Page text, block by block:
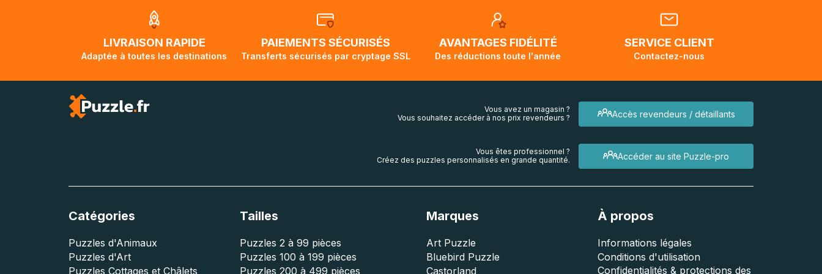
jusqu'à 2 mois et demi pour arriver à destination. Il est donc normal que pendant la
traversée, le suivi de votre commande ne soit pas modifié. Ce dernier reprendra
lorsque votre colis aura touché terre.
LIVRAISON RAPIDE
Adaptée à toutes les destinations
PAIEMENTS SÉCURISÉS
Transferts sécurisés par cryptage SSL
AVANTAGES FIDÉLITÉ
Des réductions toute l'année
SERVICE CLIENT
Contactez-nous
Accès revendeurs / détaillants
Vous avez un magasin ?
Vous souhaitez accéder à nos prix revendeurs ?
Accéder au site Puzzle-pro
Vous êtes professionnel ?
Créez des puzzles personnalisés en grande quantité.
Catégories
Puzzles d'Animaux
Puzzles d'Art
Puzzles Cottages et Châlets
Tailles
Puzzles 2 à 99 pièces
Puzzles 100 à 199 pièces
Puzzles 200 à 499 pièces
Marques
Art Puzzle
Bluebird Puzzle
Castorland
À propos
Informations légales
Conditions d'utilisation
Confidentialités & protections des